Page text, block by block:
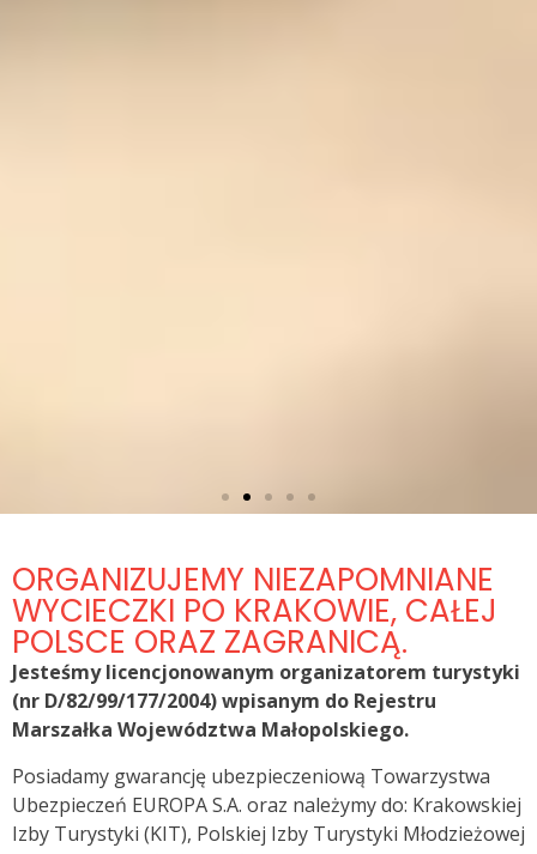
Odkryj Miejsce pamięci i Poznaj historię
holocaustu, symbol terroru i ofiar czasów
II wojny światowej.
Dowiedz się więcej
ORGANIZUJEMY NIEZAPOMNIANE
WYCIECZKI PO KRAKOWIE, CAŁEJ
POLSCE ORAZ ZAGRANICĄ.
Jesteśmy licencjonowanym organizatorem turystyki
(nr D/82/99/177/2004) wpisanym do Rejestru
Marszałka Województwa Małopolskiego.
Posiadamy gwarancję ubezpieczeniową Towarzystwa
Ubezpieczeń EUROPA S.A. oraz należymy do: Krakowskiej
Izby Turystyki (KIT), Polskiej Izby Turystyki Młodzieżowej